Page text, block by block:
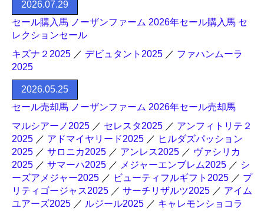
2026.07.29
セール購入馬 ノーザンファーム 2026年セール購入馬 セ
レクションセール
キズナ２2025 ／ デビュタント2025 ／ ファハンムーラ
2025
2026.05.25
セール売却馬 ノーザンファーム 2026年セール売却馬
マルシアーノ2025 ／ セレスタ2025 ／ アンフィトリテ２
2025 ／ アドマイヤリード2025 ／ ヒルダズパッション
2025 ／ サロニカ2025 ／ アンレス2025 ／ ヴァシリカ
2025 ／ サマーハ2025 ／ メジャーエンブレム2025 ／ シ
ーズアメジャー2025 ／ ビューティフルギフト2025 ／ プ
リティゴージャス2025 ／ サーチリザルツ2025 ／ アイム
ユアーズ2025 ／ ルジール2025 ／ キャレモンショコラ